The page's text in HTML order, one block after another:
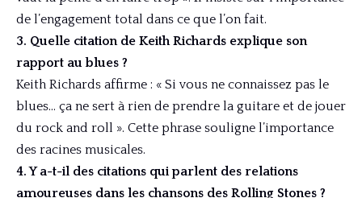
de l’engagement total dans ce que l’on fait.
3. Quelle citation de Keith Richards explique son
rapport au blues ?
Keith Richards affirme : « Si vous ne connaissez pas le
blues… ça ne sert à rien de prendre la guitare et de jouer
du rock and roll ». Cette phrase souligne l’importance
des racines musicales.
4. Y a-t-il des citations qui parlent des relations
amoureuses dans les chansons des Rolling Stones ?